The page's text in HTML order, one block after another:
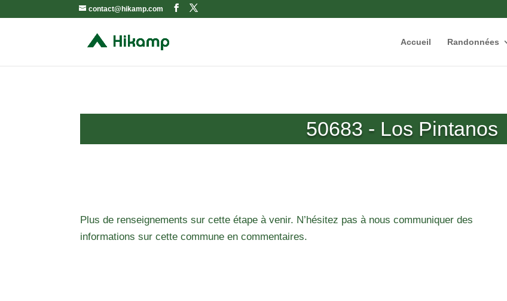
contact@hikamp.com
Accueil Randonnées
50683 - Los Pintanos
Plus de renseignements sur cette étape à venir. N’hésitez pas à nous communiquer des
informations sur cette commune en commentaires.